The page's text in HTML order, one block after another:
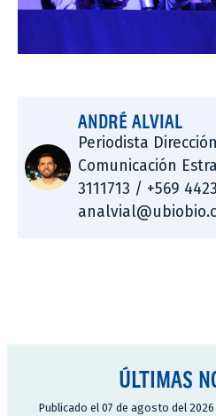
ANDRÉ ALVIAL
Periodista
Comunicación
3111713 / +569
ÚLTIMAS
Publicado el 07 de agosto del 2026